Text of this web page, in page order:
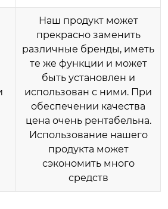
Наш продукт может
прекрасно заменить
различные бренды, иметь
те же функции и может
быть установлен и
использован с ними. При
обеспечении качества
цена очень рентабельна.
Использование нашего
продукта может
сэкономить много
средств